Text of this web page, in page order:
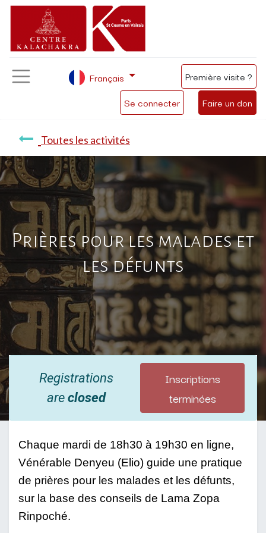
Se connecter Faire un don
Français Première visite ?
Toutes les activités
Prières pour les malades et
les défunts
Registrations
areclosed
Inscriptions
terminées
Chaque mardi de 18h30 à 19h30 en ligne,
Vénérable Denyeu (Elio) guide une pratique
de prières pour les malades et les défunts,
sur la base des conseils de Lama Zopa
Rinpoché.